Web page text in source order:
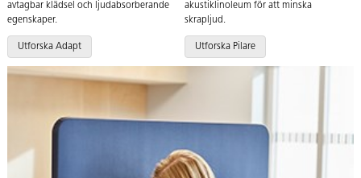
avtagbar klädsel och ljudabsorberande
egenskaper.
Utforska Adapt
akustiklinoleum för att minska
skrapljud.
Utforska Pilare